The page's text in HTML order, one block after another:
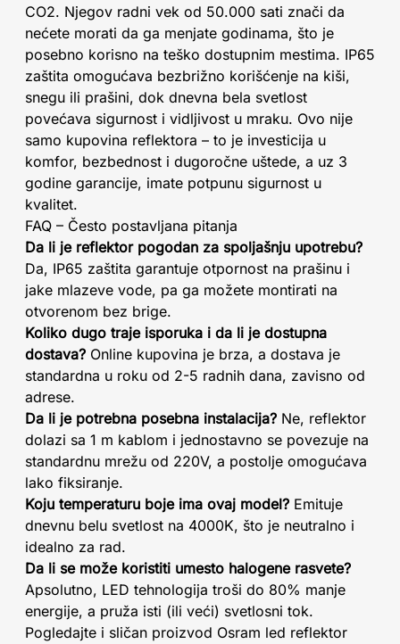
CO2. Njegov radni vek od 50.000 sati znači da
nećete morati da ga menjate godinama, što je
posebno korisno na teško dostupnim mestima. IP65
zaštita omogućava bezbrižno korišćenje na kiši,
snegu ili prašini, dok dnevna bela svetlost
povećava sigurnost i vidljivost u mraku. Ovo nije
samo kupovina reflektora – to je investicija u
komfor, bezbednost i dugoročne uštede, a uz 3
godine garancije, imate potpunu sigurnost u
kvalitet.
FAQ – Često postavljana pitanja
Da li je reflektor pogodan za spoljašnju upotrebu?
Da, IP65 zaštita garantuje otpornost na prašinu i
jake mlazeve vode, pa ga možete montirati na
otvorenom bez brige.
Koliko dugo traje isporuka i da li je dostupna
dostava? Online kupovina je brza, a dostava je
standardna u roku od 2-5 radnih dana, zavisno od
adrese.
Da li je potrebna posebna instalacija? Ne, reflektor
dolazi sa 1 m kablom i jednostavno se povezuje na
standardnu mrežu od 220V, a postolje omogućava
lako fiksiranje.
Koju temperaturu boje ima ovaj model? Emituje
dnevnu belu svetlost na 4000K, što je neutralno i
idealno za rad.
Da li se može koristiti umesto halogene rasvete?
Apsolutno, LED tehnologija troši do 80% manje
energije, a pruža isti (ili veći) svetlosni tok.
Pogledajte i sličan proizvod Osram led reflektor